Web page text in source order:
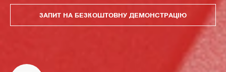
ЗАПИТ НА БЕЗКОШТОВНУ ДЕМОНСТРАЦІЮ